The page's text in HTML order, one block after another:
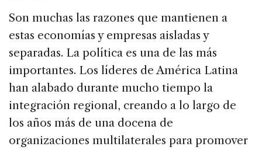
Son muchas las razones que mantienen a
estas economías y empresas aisladas y
separadas. La política es una de las más
importantes. Los líderes de América Latina
han alabado durante mucho tiempo la
integración regional, creando a lo largo de
los años más de una docena de
organizaciones multilaterales para promover